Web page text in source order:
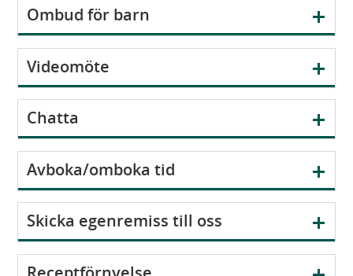
n
s
t
r
ö
n
t
)
t
f
n
e
)
V
i
s
a
Ombud för barn
V
i
s
a
Videomöte
V
i
s
a
Chatta
V
i
s
a
Avboka/omboka tid
V
i
s
Skicka egenremiss till oss
V